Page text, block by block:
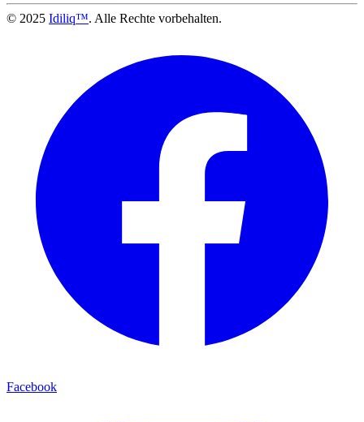
© 2025 Idiliq™. Alle Rechte vorbehalten.
Facebook